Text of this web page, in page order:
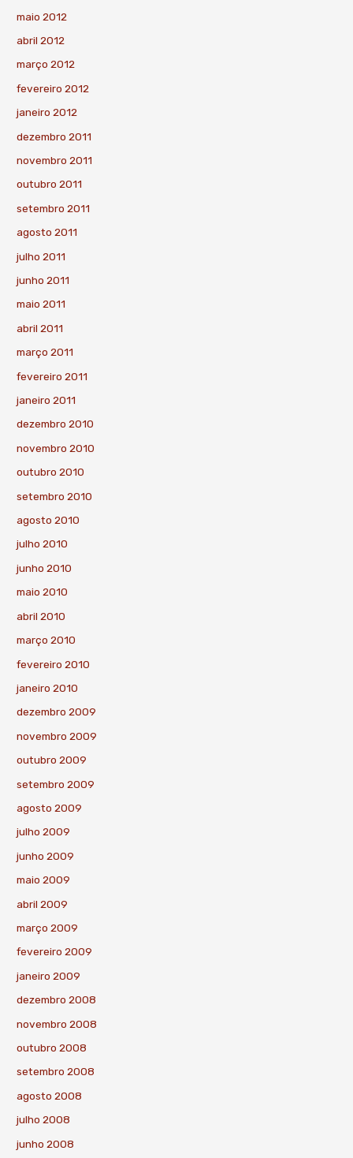
maio 2012
abril 2012
março 2012
fevereiro 2012
janeiro 2012
dezembro 2011
novembro 2011
outubro 2011
setembro 2011
agosto 2011
julho 2011
junho 2011
maio 2011
abril 2011
março 2011
fevereiro 2011
janeiro 2011
dezembro 2010
novembro 2010
outubro 2010
setembro 2010
agosto 2010
julho 2010
junho 2010
maio 2010
abril 2010
março 2010
fevereiro 2010
janeiro 2010
dezembro 2009
novembro 2009
outubro 2009
setembro 2009
agosto 2009
julho 2009
junho 2009
maio 2009
abril 2009
março 2009
fevereiro 2009
janeiro 2009
dezembro 2008
novembro 2008
outubro 2008
setembro 2008
agosto 2008
julho 2008
junho 2008